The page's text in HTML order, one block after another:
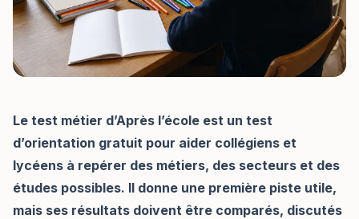
Le test métier d’Après l’école est un test
d’orientation gratuit pour aider collégiens et
lycéens à repérer des métiers, des secteurs et des
études possibles. Il donne une première piste utile,
mais ses résultats doivent être comparés, discutés